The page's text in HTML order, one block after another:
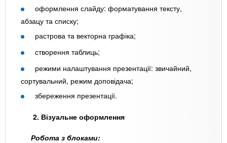
оформлення слайду: форматування тексту,
абзацу та списку;
растрова та векторна графіка;
створення таблиць;
режими налаштування презентації: звичайний,
сортувальний, режим доповідача;
збереження презентації.
2. Візуальне оформлення
Робота з блоками: